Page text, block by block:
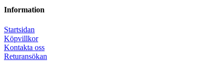
Information
Startsidan
Köpvillkor
Kontakta oss
Returansökan